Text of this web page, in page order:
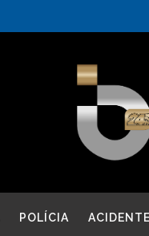
POLÍCIA